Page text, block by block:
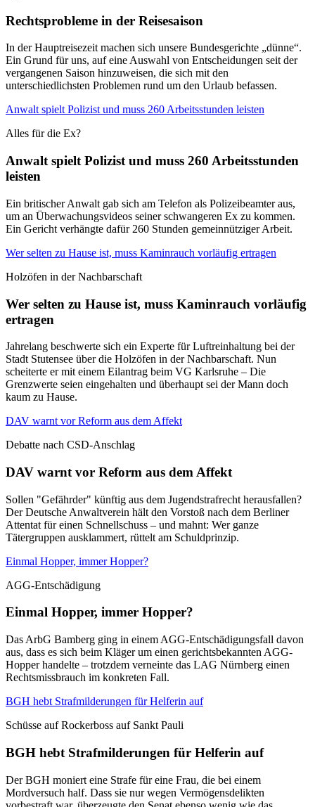
Rechtsprobleme in der Reisesaison
In der Hauptreisezeit machen sich unsere Bundesgerichte „dünne“.
Ein Grund für uns, auf eine Auswahl von Entscheidungen seit der
vergangenen Saison hinzuweisen, die sich mit den
unterschiedlichsten Problemen rund um den Urlaub befassen.
Anwalt spielt Polizist und muss 260 Arbeitsstunden leisten
Alles für die Ex?
Anwalt spielt Polizist und muss 260 Arbeitsstunden
leisten
Ein britischer Anwalt gab sich am Telefon als Polizeibeamter aus,
um an Überwachungsvideos seiner schwangeren Ex zu kommen.
Ein Gericht verhängte dafür 260 Stunden gemeinnütziger Arbeit.
Wer selten zu Hause ist, muss Kaminrauch vorläufig ertragen
Holzöfen in der Nachbarschaft
Wer selten zu Hause ist, muss Kaminrauch vorläufig
ertragen
Jahrelang beschwerte sich ein Experte für Luftreinhaltung bei der
Stadt Stutensee über die Holzöfen in der Nachbarschaft. Nun
scheiterte er mit einem Eilantrag beim VG Karlsruhe – Die
Grenzwerte seien eingehalten und überhaupt sei der Mann doch
kaum zu Hause.
DAV warnt vor Reform aus dem Affekt
Debatte nach CSD-Anschlag
DAV warnt vor Reform aus dem Affekt
Sollen "Gefährder" künftig aus dem Jugendstrafrecht herausfallen?
Der Deutsche Anwaltverein hält den Vorstoß nach dem Berliner
Attentat für einen Schnellschuss – und mahnt: Wer ganze
Tätergruppen ausklammert, rüttelt am Schuldprinzip.
Einmal Hopper, immer Hopper?
AGG-Entschädigung
Einmal Hopper, immer Hopper?
Das ArbG Bamberg ging in einem AGG-Entschädigungsfall davon
aus, dass es sich beim Kläger um einen gerichtsbekannten AGG-
Hopper handelte – trotzdem verneinte das LAG Nürnberg einen
Rechtsmissbrauch im konkreten Fall.
BGH hebt Strafmilderungen für Helferin auf
Schüsse auf Rockerboss auf Sankt Pauli
BGH hebt Strafmilderungen für Helferin auf
Der BGH moniert eine Strafe für eine Frau, die bei einem
Mordversuch half. Dass sie nur wegen Vermögensdelikten